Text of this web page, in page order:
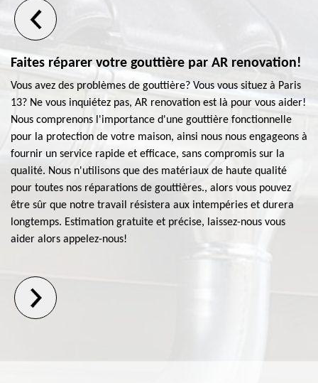
Faites réparer votre gouttière par AR renovation!
Vous avez des problèmes de gouttière? Vous vous situez à Paris
13? Ne vous inquiétez pas, AR renovation est là pour vous aider!
Nous comprenons l'importance d'une gouttière fonctionnelle
pour la protection de votre maison, ainsi nous nous engageons à
fournir un service rapide et efficace, sans compromis sur la
qualité. Nous n'utilisons que des matériaux de haute qualité
pour toutes nos réparations de gouttières., alors vous pouvez
être sûr que notre travail résistera aux intempéries et durera
longtemps. Estimation gratuite et précise, laissez-nous vous
aider alors appelez-nous!